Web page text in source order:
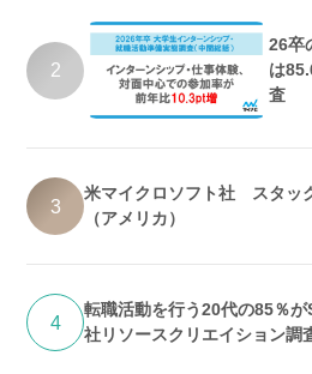
2
26卒
は
査
3
米マイクロソフト社 スタッ
（アメリカ）
4
転職活動を行う20代の85％
社リソースクリエイション調